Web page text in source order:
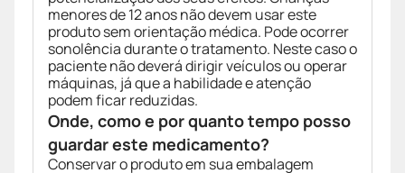
menores de 12 anos não devem usar este
produto sem orientação médica. Pode ocorrer
sonolência durante o tratamento. Neste caso o
paciente não deverá dirigir veículos ou operar
máquinas, já que a habilidade e atenção
podem ficar reduzidas.
Onde, como e por quanto tempo posso
guardar este medicamento?
Conservar o produto em sua embalagem